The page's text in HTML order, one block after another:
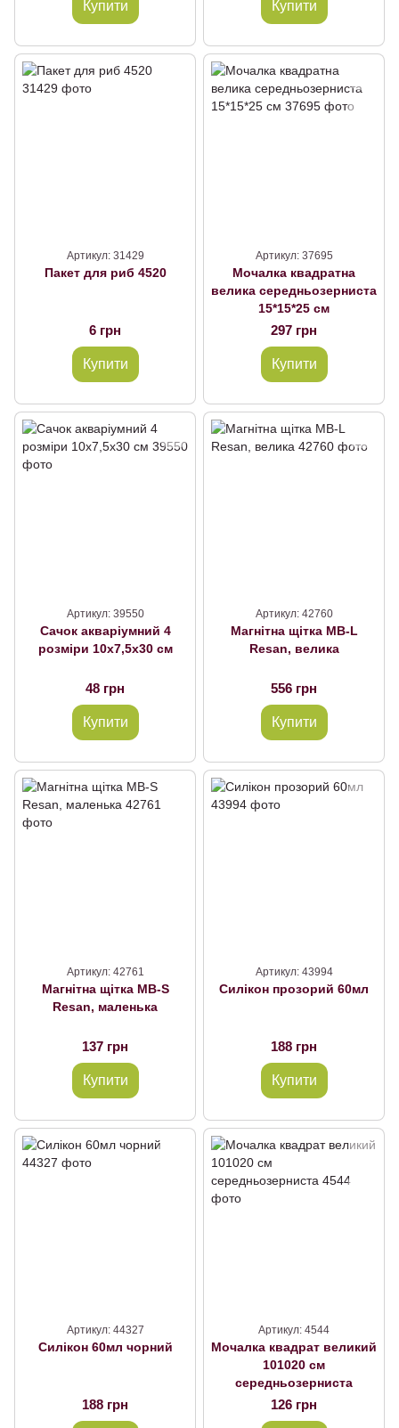
Купити Купити
Артикул: 31429
Пакет для риб 4520
6 грн
Купити
Артикул: 37695
Мочалка квадратна
велика середньозерниста
15*15*25 см
297 грн
Купити
Артикул: 39550
Сачок акваріумний 4
розміри 10х7,5х30 см
48 грн
Купити
Артикул: 42760
Магнітна щітка МВ-L
Resan, велика
556 грн
Купити
Артикул: 42761
Магнітна щітка МВ-S
Resan, маленька
137 грн
Купити
Артикул: 43994
Силікон прозорий 60мл
188 грн
Купити
Артикул: 44327
Силікон 60мл чорний
188 грн
Артикул: 4544
Мочалка квадрат великий
101020 см
середньозерниста
126 грн